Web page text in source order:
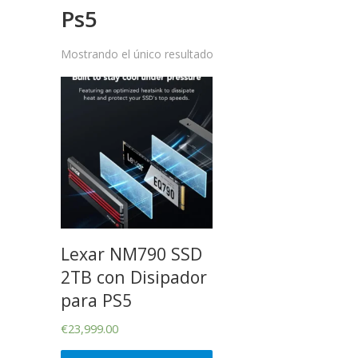
Ps5
Mostrando el único resultado
Lexar NM790 SSD
2TB con Disipador
para PS5
€23,999.00